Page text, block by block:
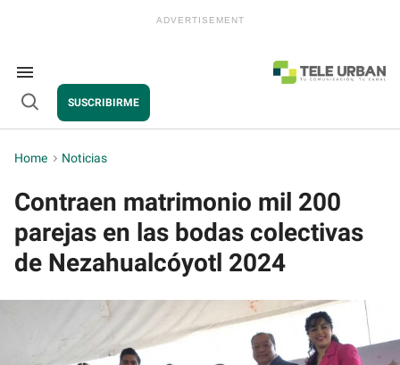
Search
&
Section
Navigation
Open
SUSCRIBIRME
Home > Noticias
Contraen matrimonio mil 200
parejas en las bodas colectivas
de Nezahualcóyotl 2024